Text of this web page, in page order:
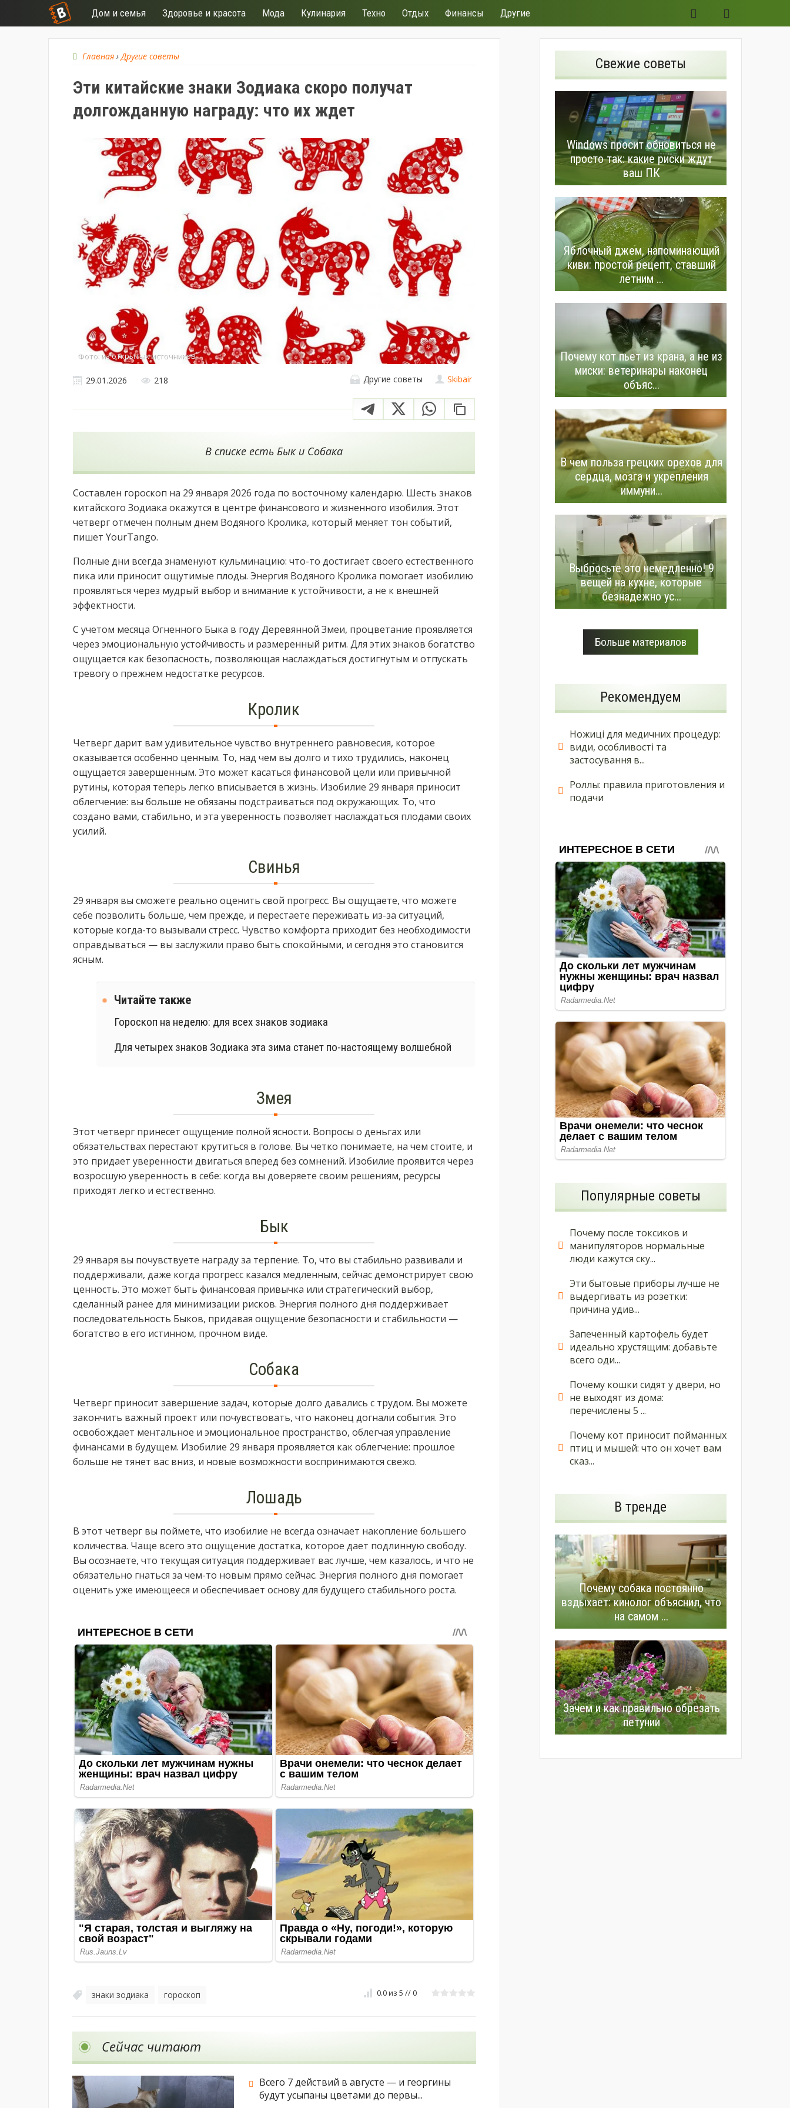
Дом и семья Здоровье и красота Мода Кулинария Техно Отдых Финансы Другие
Главная ›Другие советы
Эти китайские знаки Зодиака скоро получат
долгожданную награду: что их ждет
Фото: из открытых источников
Skibair
Другие советы
29.01.2026 218
В списке есть Бык и Собака
Составлен гороскоп на 29 января 2026 года по восточному календарю. Шесть знаков
китайского Зодиака окажутся в центре финансового и жизненного изобилия. Этот
четверг отмечен полным днем Водяного Кролика, который меняет тон событий,
пишет YourTango.
Полные дни всегда знаменуют кульминацию: что-то достигает своего естественного
пика или приносит ощутимые плоды. Энергия Водяного Кролика помогает изобилию
проявляться через мудрый выбор и внимание к устойчивости, а не к внешней
эффектности.
С учетом месяца Огненного Быка в году Деревянной Змеи, процветание проявляется
через эмоциональную устойчивость и размеренный ритм. Для этих знаков богатство
ощущается как безопасность, позволяющая наслаждаться достигнутым и отпускать
тревогу о прежнем недостатке ресурсов.
Кролик
Четверг дарит вам удивительное чувство внутреннего равновесия, которое
оказывается особенно ценным. То, над чем вы долго и тихо трудились, наконец
ощущается завершенным. Это может касаться финансовой цели или привычной
рутины, которая теперь легко вписывается в жизнь. Изобилие 29 января приносит
облегчение: вы больше не обязаны подстраиваться под окружающих. То, что
создано вами, стабильно, и эта уверенность позволяет наслаждаться плодами своих
усилий.
Свинья
29 января вы сможете реально оценить свой прогресс. Вы ощущаете, что можете
себе позволить больше, чем прежде, и перестаете переживать из-за ситуаций,
которые когда-то вызывали стресс. Чувство комфорта приходит без необходимости
оправдываться — вы заслужили право быть спокойными, и сегодня это становится
ясным.
Читайте также
Гороскоп на неделю: для всех знаков зодиака
Для четырех знаков Зодиака эта зима станет по-настоящему волшебной
Змея
Этот четверг принесет ощущение полной ясности. Вопросы о деньгах или
обязательствах перестают крутиться в голове. Вы четко понимаете, на чем стоите, и
это придает уверенности двигаться вперед без сомнений. Изобилие проявится через
возросшую уверенность в себе: когда вы доверяете своим решениям, ресурсы
приходят легко и естественно.
Бык
29 января вы почувствуете награду за терпение. То, что вы стабильно развивали и
поддерживали, даже когда прогресс казался медленным, сейчас демонстрирует свою
ценность. Это может быть финансовая привычка или стратегический выбор,
сделанный ранее для минимизации рисков. Энергия полного дня поддерживает
последовательность Быков, придавая ощущение безопасности и стабильности —
богатство в его истинном, прочном виде.
Собака
Четверг приносит завершение задач, которые долго давались с трудом. Вы можете
закончить важный проект или почувствовать, что наконец догнали события. Это
освобождает ментальное и эмоциональное пространство, облегчая управление
финансами в будущем. Изобилие 29 января проявляется как облегчение: прошлое
больше не тянет вас вниз, и новые возможности воспринимаются свежо.
Лошадь
В этот четверг вы поймете, что изобилие не всегда означает накопление большего
количества. Чаще всего это ощущение достатка, которое дает подлинную свободу.
Вы осознаете, что текущая ситуация поддерживает вас лучше, чем казалось, и что не
обязательно гнаться за чем-то новым прямо сейчас. Энергия полного дня помогает
оценить уже имеющееся и обеспечивает основу для будущего стабильного роста.
0.0из 5 // 0
знаки зодиака гороскоп
Сейчас читают
Всего 7 действий в августе — и георгины
будут усыпаны цветами до первы...
Свежие советы
Windows просит обновиться не
просто так: какие риски ждут
ваш ПК
Яблочный джем, напоминающий
киви: простой рецепт, ставший
летним ...
Почему кот пьет из крана, а не из
миски: ветеринары наконец
объяс...
В чем польза грецких орехов для
сердца, мозга и укрепления
иммуни...
Выбросьте это немедленно! 9
вещей на кухне, которые
безнадежно ус...
Больше материалов
Рекомендуем
Ножиці для медичних процедур:
види, особливості та
застосування в...
Роллы: правила приготовления и
подачи
Популярные советы
Почему после токсиков и
манипуляторов нормальные
люди кажутся ску...
Эти бытовые приборы лучше не
выдергивать из розетки:
причина удив...
Запеченный картофель будет
идеально хрустящим: добавьте
всего оди...
Почему кошки сидят у двери, но
не выходят из дома:
перечислены 5 ...
Почему кот приносит пойманных
птиц и мышей: что он хочет вам
сказ...
В тренде
Почему собака постоянно
вздыхает: кинолог объяснил, что
на самом ...
Зачем и как правильно обрезать
петунии